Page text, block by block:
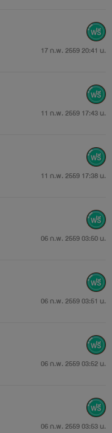
เขา ทั้งๆ ที่ใครๆ ก็รู้ว่า
ไม่สน กลับขู่บังคับให้เธอ
ชม”
นี้นะ"
17 ก.พ. 2559 20:41 น.
11 ก.พ. 2559 17:43 น.
11 ก.พ. 2559 17:38 น.
06 ก.พ. 2559 03:50 น.
06 ก.พ. 2559 03:51 น.
06 ก.พ. 2559 03:52 น.
06 ก.พ. 2559 03:53 น.